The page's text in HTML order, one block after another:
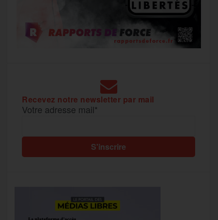
Recevez notre newsletter par mail
Votre adresse mail*